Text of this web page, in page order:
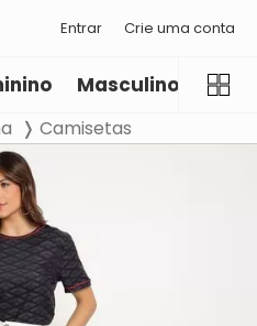
Entrar Crie uma conta
Masculino
Camisetas